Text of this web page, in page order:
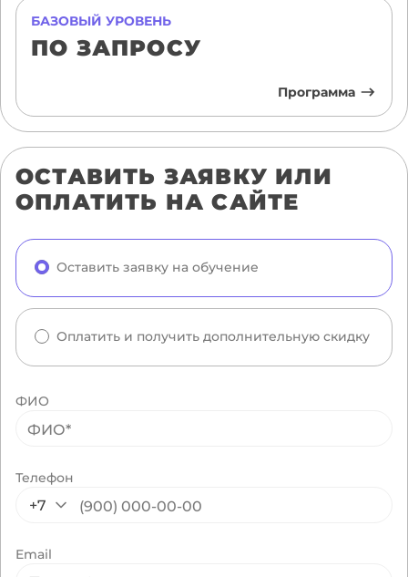
БАЗОВЫЙ УРОВЕНЬ
ПО ЗАПРОСУ
Программа
ОСТАВИТЬ ЗАЯВКУ ИЛИ
ОПЛАТИТЬ НА САЙТЕ
Оставить заявку на обучение
Оплатить и получить дополнительную скидку
ФИО
Телефон
+7
Email